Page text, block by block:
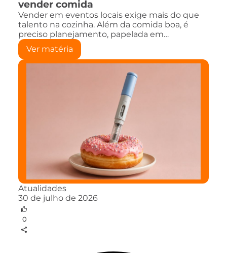
vender comida
Vender em eventos locais exige mais do que
talento na cozinha. Além da comida boa, é
preciso planejamento, papelada em…
Ver matéria
Atualidades
30 de julho de 2026
0